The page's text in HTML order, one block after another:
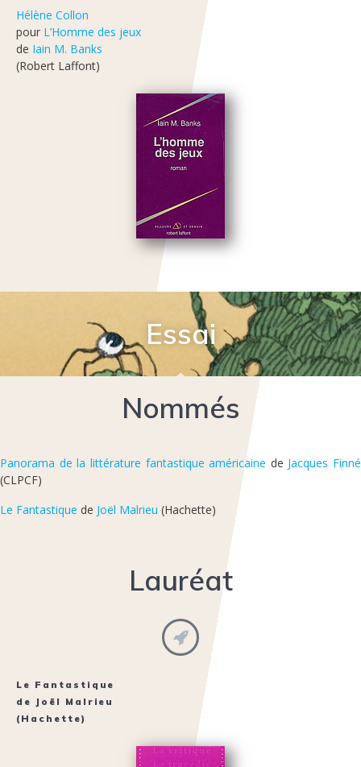
Hélène Collon
pour L’Homme des jeux
de Iain M. Banks
(Robert Laffont)
Essai
Nommés
Panorama de la littérature fantastique américaine de Jacques Finné
(CLPCF)
Le Fantastique de Joël Malrieu (Hachette)
Lauréat
Le Fantastique
de Joël Malrieu
(Hachette)